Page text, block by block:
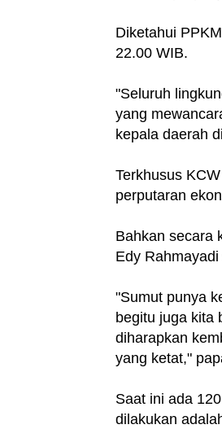
Diketahui
22.00 WIB.
"Seluruh
yang
kepala daerah
Terkhusus
perputaran
Bahkan secara
Edy
"Sumut punya
begitu juga kita
diharapkan
yang ketat,"
Saat ini ada
dilakukan